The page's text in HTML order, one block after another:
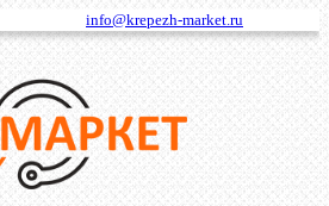
info@krepezh-market.ru